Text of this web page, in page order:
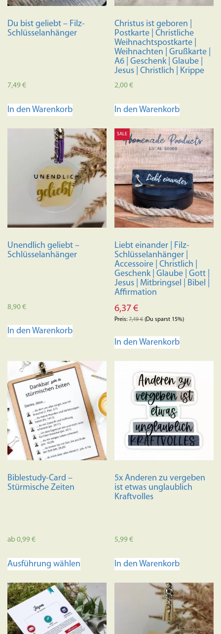
Du bist geliebt – Filz-
Schlüsselanhänger
7,49€
In den Warenkorb
Christus ist geboren |
Postkarte | Christliche
Weihnachtspostkarte |
Weihnachten | Grußkarte |
A6 | Geschenk | Glaube |
Jesus | Christlich | Krippe
2,00€
In den Warenkorb
Unendlich geliebt –
Schlüsselanhänger
8,90€
In den Warenkorb
SALE
Liebt einander | Filz-
Schlüsselanhänger |
Accessoire | Christlich |
Geschenk | Glaube | Gott |
Jesus | Mitbringsel | Bibel |
Affirmation
6,37€
Preis:7,49€(Du sparst 15%)
In den Warenkorb
Biblestudy-Card –
Stürmische Zeiten
ab 0,99€
Ausführung wählen
mehrere
Varianten
auf.
Die
5x Anderen zu vergeben
ist etwas unglaublich
Kraftvolles
5,99€
In den Warenkorb